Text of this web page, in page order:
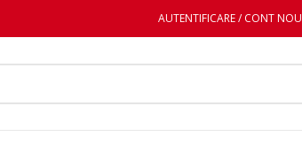
AUTENTIFICARE / CONT NOU